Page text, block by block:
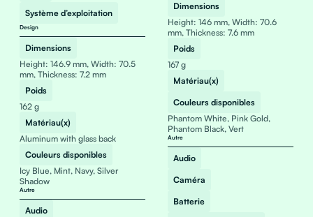
Système d’exploitation
Design
Dimensions
Height: 146.9 mm, Width: 70.5
mm, Thickness: 7.2 mm
Poids
162 g
Matériau(x)
Aluminum with glass back
Couleurs disponibles
Icy Blue, Mint, Navy, Silver
Shadow
Autre
Audio
Dimensions
Height: 146 mm, Width: 70.6
mm, Thickness: 7.6 mm
Poids
167 g
Matériau(x)
Couleurs disponibles
Phantom White, Pink Gold,
Phantom Black, Vert
Autre
Audio
Caméra
Batterie